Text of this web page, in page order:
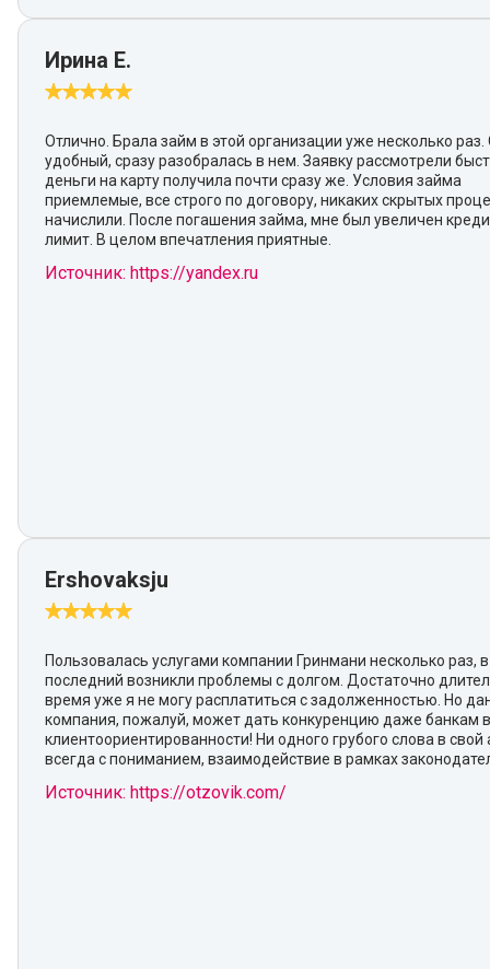
Ирина Е.
Отлично. Брала займ в этой организации уже несколько раз.
удобный, сразу разобралась в нем. Заявку рассмотрели
деньги на карту получила почти сразу же. Условия займа
приемлемые, все строго по договору, никаких скрытых
начислили. После погашения займа, мне был увеличен
лимит. В целом впечатления приятные.
Источник: https://yandex.ru
Ershovaksju
Пользовалась услугами компании Гринмани несколько раз, в
последний возникли проблемы с долгом. Достаточно
время уже я не могу расплатиться с задолженностью. Но
компания, пожалуй, может дать конкуренцию даже банкам в
клиентоориентированности! Ни одного грубого слова в свой
всегда с пониманием, взаимодействие в рамках
Источник: https://otzovik.com/